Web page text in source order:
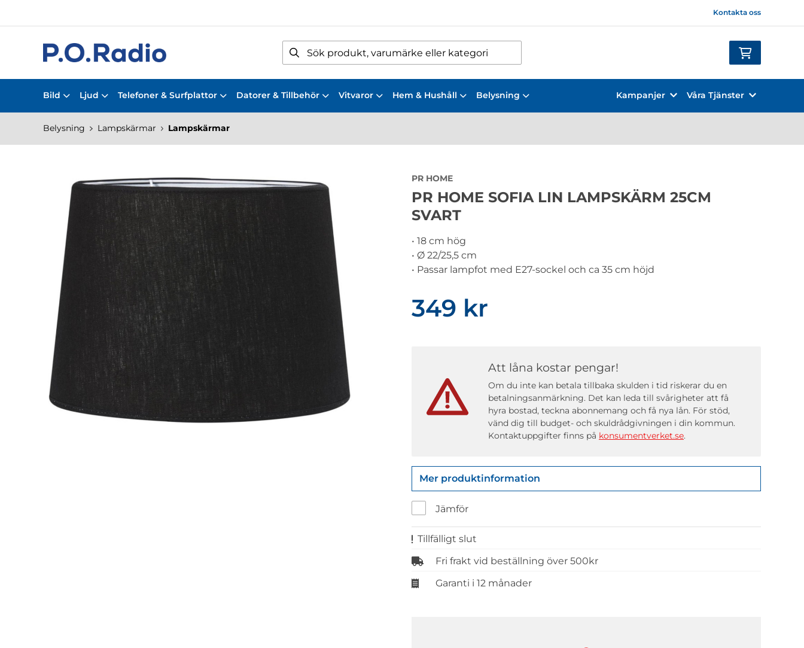
Kontakta oss
Bild Ljud Telefoner & Surfplattor Datorer & Tillbehör Vitvaror Hem & Hushåll Belysning Kampanjer Våra Tjänster
Belysning Lampskärmar Lampskärmar
PR HOME
PR HOME SOFIA LIN LAMPSKÄRM 25CM
SVART
• 18 cm hög
• Ø 22/25,5 cm
• Passar lampfot med E27-sockel och ca 35 cm höjd
349 kr
Att låna kostar pengar!
Om du inte kan betala tillbaka skulden i tid riskerar du en
betalningsanmärkning. Det kan leda till svårigheter att få
hyra bostad, teckna abonnemang och få nya lån. För stöd,
vänd dig till budget- och skuldrådgivningen i din kommun.
Kontaktuppgifter finns på konsumentverket.se.
Mer produktinformation
Jämför
Tillfälligt slut
Fri frakt vid beställning över 500kr
Garanti i 12 månader